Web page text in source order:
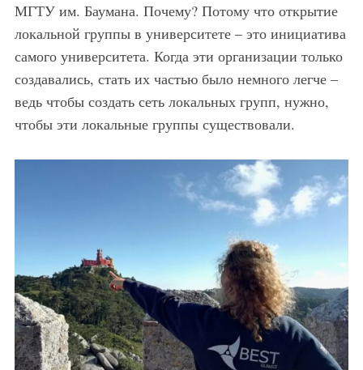
МГТУ им. Баумана. Почему? Потому что открытие
локальной группы в университете – это инициатива
самого университета. Когда эти организации только
создавались, стать их частью было немного легче –
ведь чтобы создать сеть локальных групп, нужно,
чтобы эти локальные группы существовали.